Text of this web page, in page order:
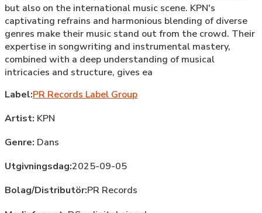
but also on the international music scene. KPN's
captivating refrains and harmonious blending of diverse
genres make their music stand out from the crowd. Their
expertise in songwriting and instrumental mastery,
combined with a deep understanding of musical
intricacies and structure, gives ea
Label:PR Records Label Group
Artist: KPN
Genre: Dans
Utgivningsdag:2025-09-05
Bolag/Distributör:PR Records